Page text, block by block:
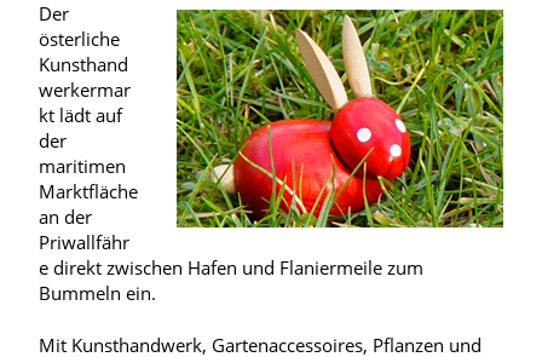
Der
österliche
Kunsthand
werkermar
kt lädt auf
der
maritimen
Marktfläche
an der
Priwallfähr
e direkt zwischen Hafen und Flaniermeile zum
Bummeln ein.
Mit Kunsthandwerk, Gartenaccessoires, Pflanzen und